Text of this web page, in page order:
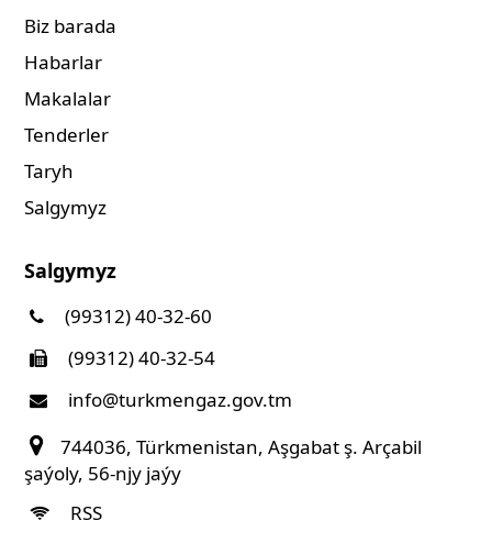
Biz barada
Habarlar
Makalalar
Tenderler
Taryh
Salgymyz
Salgymyz
(99312) 40-32-60
(99312) 40-32-54
info@turkmengaz.gov.tm
744036, Türkmenistan, Aşgabat ş. Arçabil
şaýoly, 56-njy jaýy
RSS